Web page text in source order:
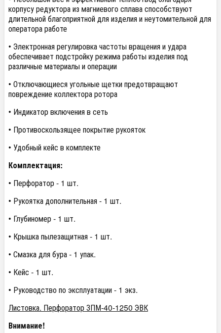
корпусу редуктора из магниевого сплава способствуют
длительной благоприятной для изделия и неутомительной для
оператора работе
• Электронная регулировка частоты вращения и удара
обеспечивает подстройку режима работы изделия под
различные материалы и операции
• Отключающиеся угольные щетки предотвращают
повреждение коллектора ротора
• Индикатор включения в сеть
• Противоскользящее покрытие рукояток
• Удобный кейс в комплекте
Комплектация:
• Перфоратор - 1 шт.
• Рукоятка дополнительная - 1 шт.
• Глубиномер - 1 шт.
• Крышка пылезащитная - 1 шт.
• Смазка для бура - 1 упак.
• Кейс - 1 шт.
• Руководство по эксплуатации - 1 экз.
Листовка. Перфоратор ЗПМ-40-1250 ЭВК
Внимание!